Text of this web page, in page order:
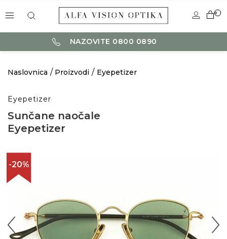
0
NAZOVITE 0800 0890
Naslovnica Proizvodi Eyepetizer
Eyepetizer
Sunčane naočale
Eyepetizer
-20%